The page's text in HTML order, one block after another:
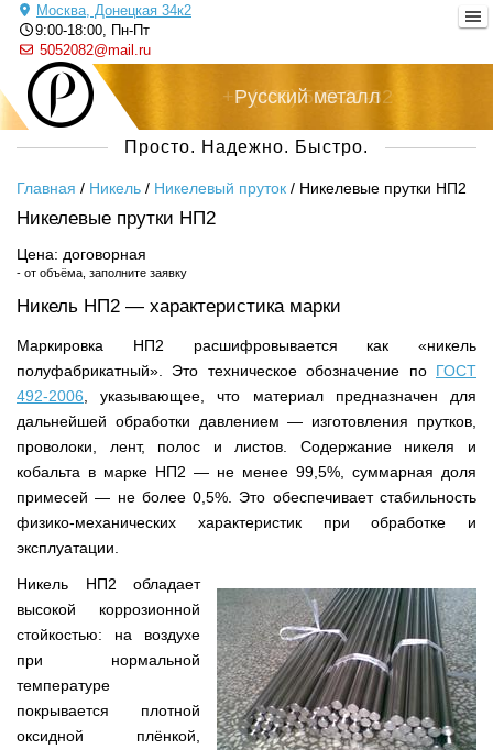
Москва, Донецкая 34к2
9:00-18:00, Пн-Пт
5052082@mail.ru
Русский металл
+7 (495) 505-20-82
Просто. Надежно. Быстро.
Главная / Никель / Никелевый пруток / Никелевые прутки НП2
Никелевые прутки НП2
Цена: договорная
- от объёма, заполните заявку
Никель НП2 — характеристика марки
Маркировка НП2 расшифровывается как «никель
полуфабрикатный». Это техническое обозначение по ГОСТ
492-2006 , указывающее, что материал предназначен для
дальнейшей обработки давлением — изготовления прутков,
проволоки, лент, полос и листов. Содержание никеля и
кобальта в марке НП2 — не менее 99,5%, суммарная доля
примесей — не более 0,5%. Это обеспечивает стабильность
физико-механических характеристик при обработке и
эксплуатации.
Никель НП2 обладает
высокой коррозионной
стойкостью: на воздухе
при нормальной
температуре
покрывается плотной
оксидной плёнкой,